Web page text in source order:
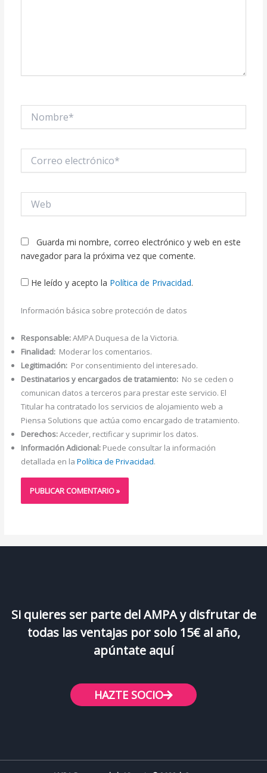
electrónico*
Guarda mi nombre, correo electrónico y web en este
navegador para la próxima vez que comente.
He leído y acepto la Política de Privacidad.
Información básica sobre protección de datos
Responsable:AMPA Duquesa de la Victoria.
Finalidad:Moderar los comentarios.
Legitimación:Por consentimiento del interesado.
Destinatarios y encargados de tratamiento:No se ceden o
comunican datos a terceros para prestar este servicio. El
Titular ha contratado los servicios de alojamiento web a
Piensa Solutions que actúa como encargado de tratamiento.
Derechos:Acceder, rectificar y suprimir los datos.
Información Adicional:Puede consultar la información
detallada en la Política de Privacidad.
Si quieres ser parte del AMPA y disfrutar de
todas las ventajas por solo 15€ al año,
apúntate aquí
HAZTE SOCIO